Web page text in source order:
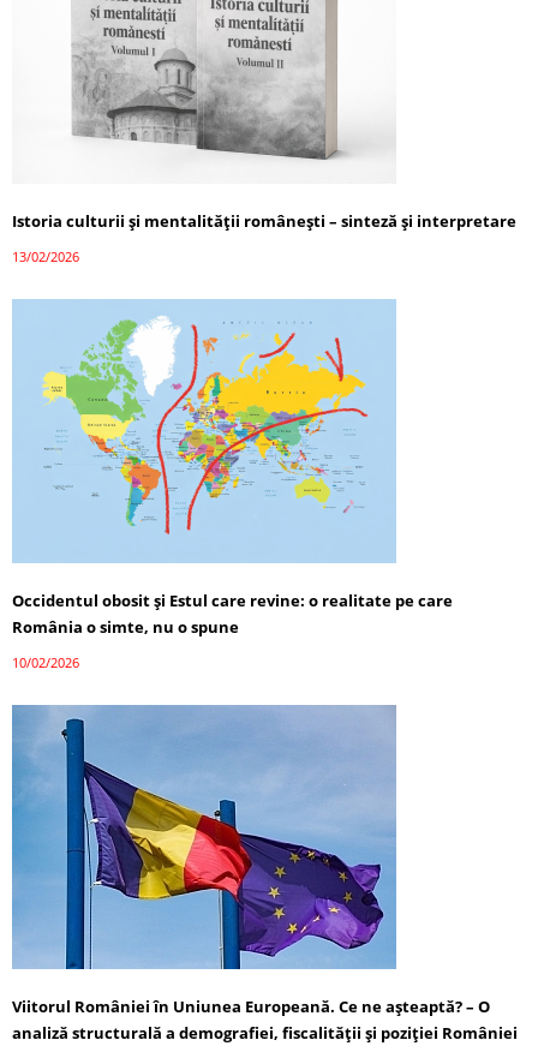
Istoria culturii și mentalității românești – sinteză și interpretare
13/02/2026
Occidentul obosit și Estul care revine: o realitate pe care
România o simte, nu o spune
10/02/2026
Viitorul României în Uniunea Europeană. Ce ne așteaptă? – O
analiză structurală a demografiei, fiscalității și poziției României